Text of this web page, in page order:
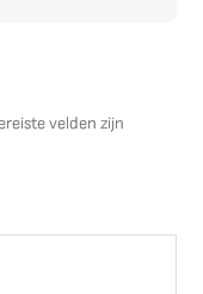
velden zijn